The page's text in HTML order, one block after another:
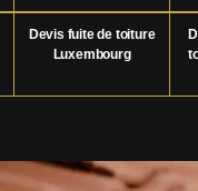
Devis fuite de toiture
Luxembourg